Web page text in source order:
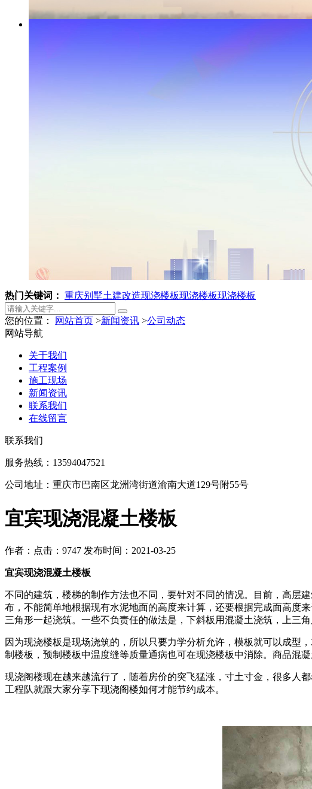
热门关键词： 重庆别墅土建改造现浇楼板现浇楼板现浇楼板
您的位置： 网站首页 >新闻资讯 >公司动态
宜宾现浇混凝土楼板
作者： 点击：9747 发布时间：2021-03-25
宜宾现浇混凝土楼板
不同的建筑，楼梯的制作方法也不同，要针对不同的情况。目前，高层
布，不能简单地根据现有水泥地面的高度来计算，还要根据完成面高度
三角形一起浇筑。一些不负责任的做法是，下斜板用混凝土浇筑，上三角
因为现浇楼板是现场浇筑的，所以只要力学分析允许，模板就可以成型
制楼板，预制楼板中温度缝等质量通病也可在现浇楼板中消除。商品混
现浇阁楼现在越来越流行了，随着房价的突飞猛涨，寸土寸金，很多人
工程队就跟大家分享下现浇阁楼如何才能节约成本。
网站导航
关于我们
工程案例
施工现场
新闻资讯
联系我们
在线留言
联系我们
服务热线：13594047521
公司地址：重庆市巴南区龙洲湾街道渝南大道129号附55号